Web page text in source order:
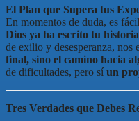
El Plan que Supera tus
En momentos de duda, es
Dios ya ha escrito tu historia
de exilio y desesperanza, nos
final, sino el camino hacia
de dificultades, pero sí un
Tres Verdades que Debes